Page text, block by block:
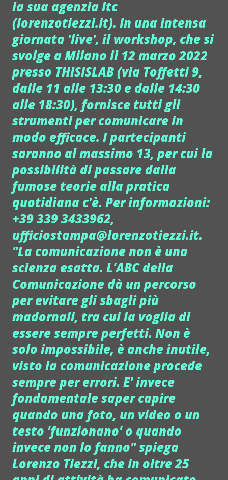
la sua agenzia ltc
(lorenzotiezzi.it). In una intensa
giornata 'live', il workshop, che si
svolge a Milano il 12 marzo 2022
presso THISISLAB (via Toffetti 9,
dalle 11 alle 13:30 e dalle 14:30
alle 18:30), fornisce tutti gli
strumenti per comunicare in
modo efficace. I partecipanti
saranno al massimo 13, per cui la
possibilità di passare dalla
fumose teorie alla pratica
quotidiana c'è. Per informazioni:
+39 339 3433962,
ufficiostampa@lorenzotiezzi.it.
"La comunicazione non è una
scienza esatta. L'ABC della
Comunicazione dà un percorso
per evitare gli sbagli più
madornali, tra cui la voglia di
essere sempre perfetti. Non è
solo impossibile, è anche inutile,
visto la comunicazione procede
sempre per errori. E' invece
fondamentale saper capire
quando una foto, un video o un
testo 'funzionano' o quando
invece non lo fanno" spiega
Lorenzo Tiezzi, che in oltre 25